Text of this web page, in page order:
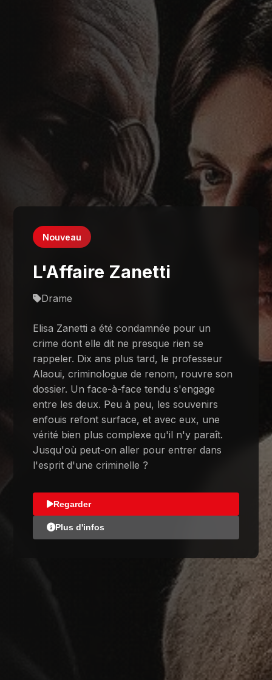
Nouveau
L'Affaire Zanetti
Drame
Elisa Zanetti a été condamnée pour un
crime dont elle dit ne presque rien se
rappeler. Dix ans plus tard, le professeur
Alaoui, criminologue de renom, rouvre son
dossier. Un face-à-face tendu s'engage
entre les deux. Peu à peu, les souvenirs
enfouis refont surface, et avec eux, une
vérité bien plus complexe qu'il n'y paraît.
Jusqu'où peut-on aller pour entrer dans
l'esprit d'une criminelle ?
Regarder
Plus d'infos